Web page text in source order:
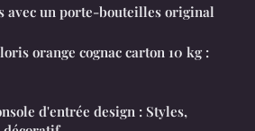
avec un porte-bouteilles original
orange cognac carton 10 kg :
d'entrée design : Styles,